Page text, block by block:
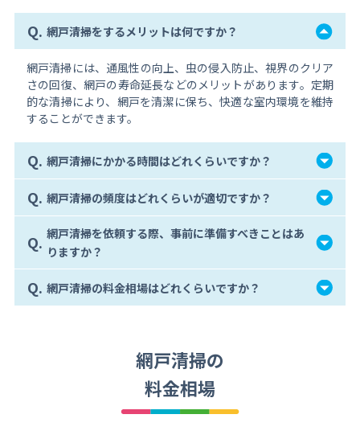
Q. 網戸清掃をするメリットは何ですか？
網戸清掃には、通風性の向上、虫の侵入防止、視界のクリア
さの回復、網戸の寿命延長などのメリットがあります。定期
的な清掃により、網戸を清潔に保ち、快適な室内環境を維持
することができます。
Q. 網戸清掃にかかる時間はどれくらいですか？
Q. 網戸清掃の頻度はどれくらいが適切ですか？
Q. 網戸清掃を依頼する際、事前に準備すべきことはあ
りますか？
Q. 網戸清掃の料金相場はどれくらいですか？
網戸清掃の
料金相場